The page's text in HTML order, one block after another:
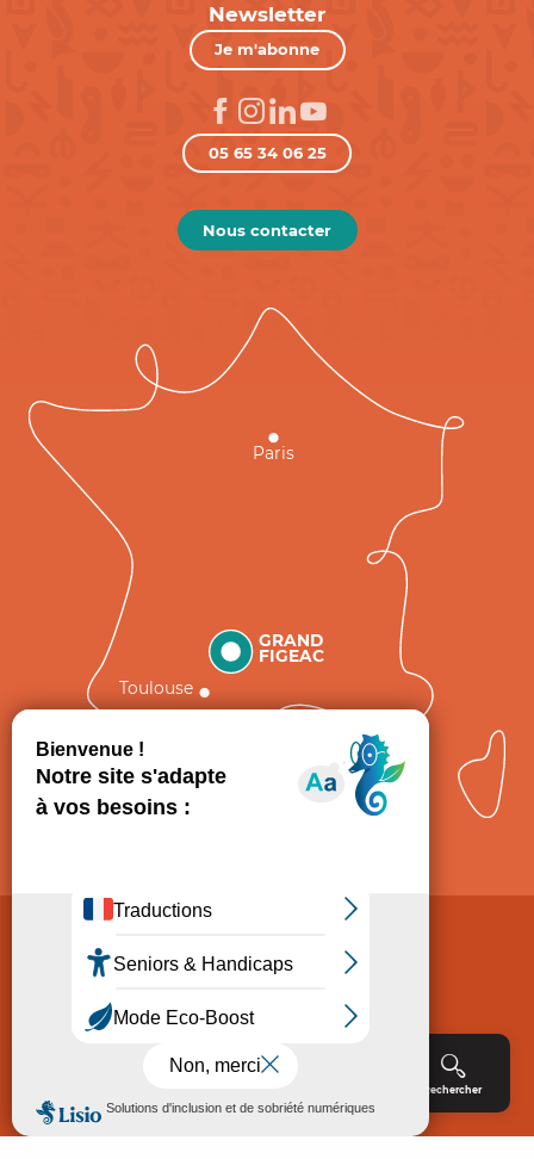
Rechercher
Newsletter
Je m'abonne
05 65 34 06 25
Nous contacter
GRAND
FIGEAC
Toulouse
Paris
Politique de Protection des données
Consentement
Accessibilité : non conforme